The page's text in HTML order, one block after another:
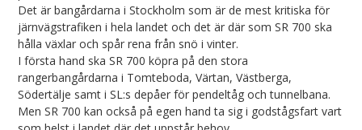
Det är bangårdarna i Stockholm som är de mest kritiska för
järnvägstrafiken i hela landet och det är där som SR 700 ska
hålla växlar och spår rena från snö i vinter.
I första hand ska SR 700 köpra på den stora
rangerbangårdarna i Tomteboda, Värtan, Västberga,
Södertälje samt i SL:s depåer för pendeltåg och tunnelbana.
Men SR 700 kan också på egen hand ta sig i godstågsfart vart